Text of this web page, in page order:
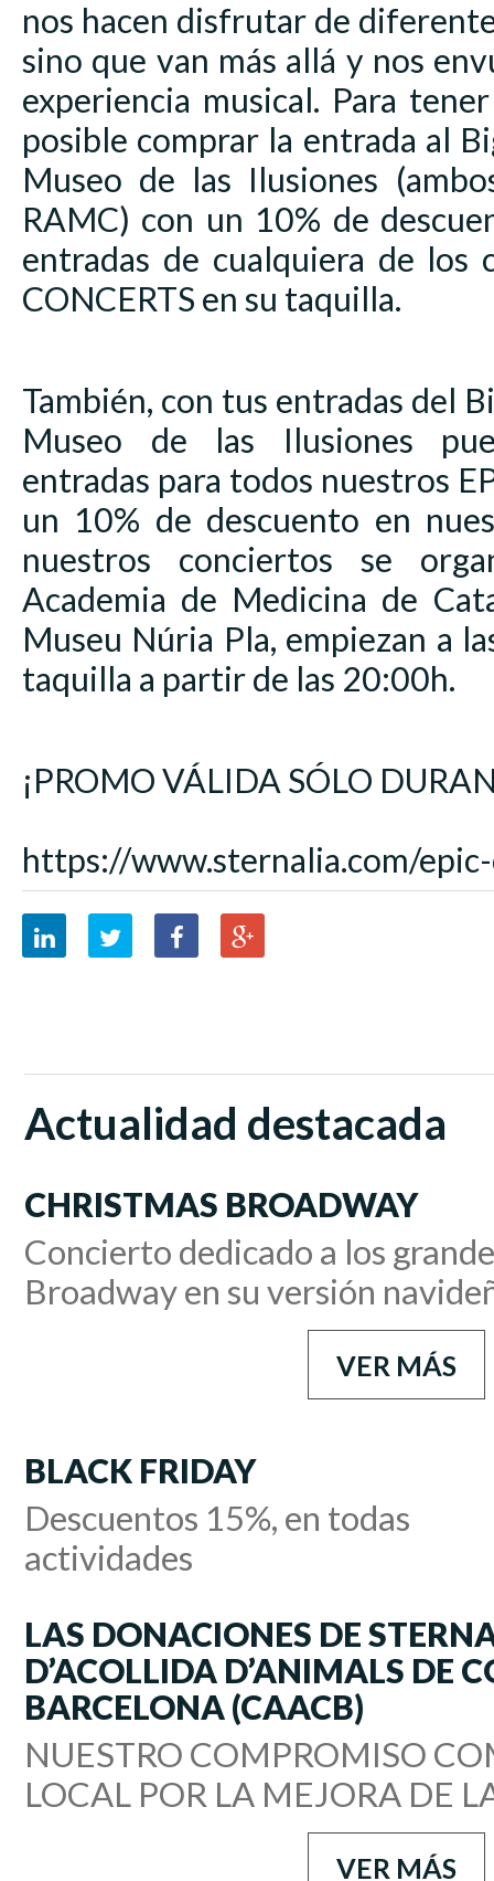
nos hacen disfrutar de
sino que van más allá y nos
experiencia musical. Para
posible comprar la entrada al
Museo de las Ilusiones
RAMC) con un 10% de
entradas de cualquiera de los
CONCERTS en su taquilla.
También, con tus entradas del
Museo de las Ilusiones
entradas para todos nuestros
un 10% de descuento en
nuestros conciertos se
Academia de Medicina de
Museu Núria Pla, empiezan a
taquilla a partir de las 20:00h.
¡PROMO VÁLIDA SÓLO
https://www.sternalia.com/
Actualidad destacada
CHRISTMAS BROADWAY
Concierto dedicado a los
Broadway en su versión
VER MÁS
BLACK FRIDAY
Descuentos 15%, en todas
actividades
LAS DONACIONES DE
D’ACOLLIDA D’ANIMALS DE
BARCELONA (CAACB)
NUESTRO COMPROMISO
LOCAL POR LA MEJORA DE
VER MÁS